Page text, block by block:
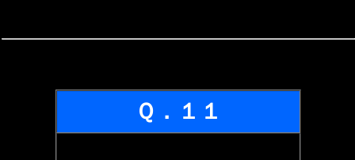
Ｑ．１１